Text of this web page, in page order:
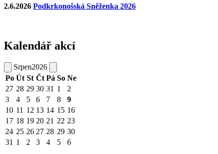
2.6.2026 Podkrkonošská Sněženka 2026
Kalendář akcí
Srpen2026
Po Út St Čt Pá So Ne
27 28 29 30 31 1
2
3
4 5 6 7 8
9
10 11 12 13 14 15 16
17 18 19 20 21 22 23
24 25 26 27 28 29 30
31 1 2 3 4 5 6